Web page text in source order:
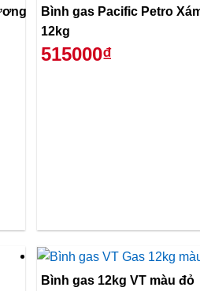
Bình gas Pacific Petro
12kg
515000₫
Bình gas 12kg VT màu đỏ